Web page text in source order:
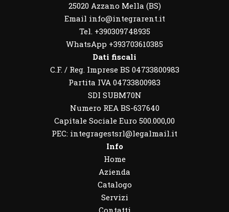
25020 Azzano Mella (BS)
Email info@integrarent.it
Tel. +390309748935
WhatsApp +393703610385
Dati fiscali
C.F. / Reg. Imprese BS 04733800983
Partita IVA 04733800983
SDI SUBM70N
Numero REA BS-637640
Capitale Sociale Euro 500.000,00
PEC: integragestsrl@legalmail.it
Info
Home
Azienda
Catalogo
Servizi